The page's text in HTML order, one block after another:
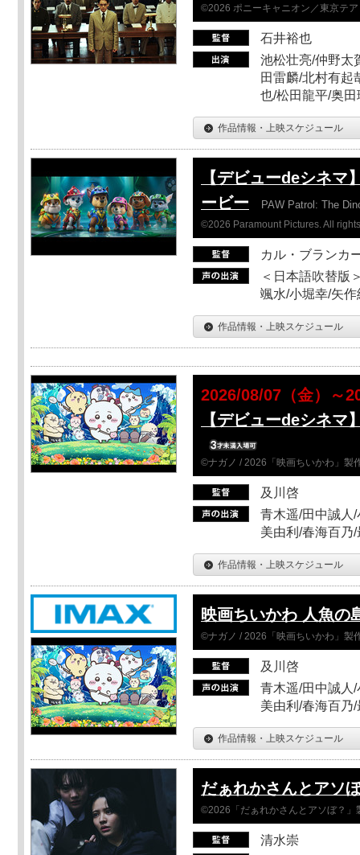
©2026 ポニーキャニオン／東京テ
石井裕也
池松壮亮/仲野太
田雷麟/北村有起
也/松田龍平/奥
作品情報・上映スケジュール
【デビューdeシネマ
ービー
PAW Patrol: The
©2026 Paramount Pictures. All
カル・ブランカ
＜日本語吹替版
颯水/小堀幸/矢作
作品情報・上映スケジュール
2026/08/07（金）～
【デビューdeシネマ
©ナガノ / 2026「映画ちいかわ」製
及川啓
青木遥/田中誠人
美由利/春海百乃
作品情報・上映スケジュール
映画ちいかわ 人魚の
©ナガノ / 2026「映画ちいかわ」製
及川啓
青木遥/田中誠人
美由利/春海百乃
作品情報・上映スケジュール
だぁれかさんとアソ
©2026「だぁれかさんとアソぼ？」
清水崇